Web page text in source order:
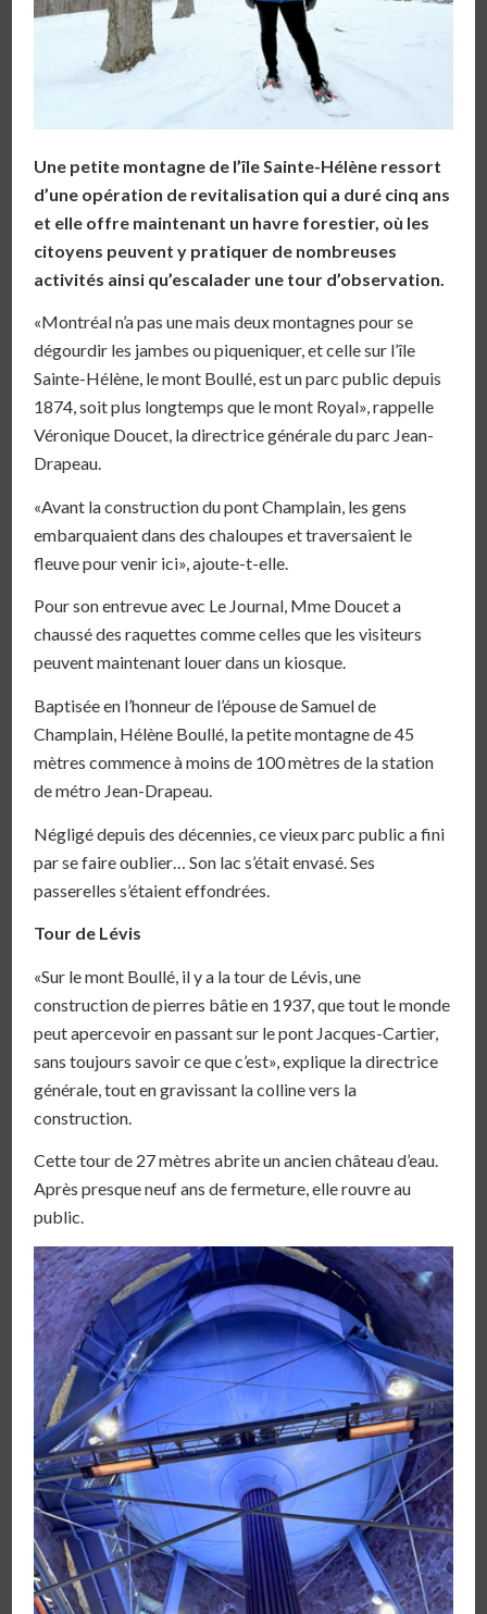
Une petite montagne de l’île Sainte-Hélène ressort
d’une opération de revitalisation qui a duré cinq ans
et elle offre maintenant un havre forestier, où les
citoyens peuvent y pratiquer de nombreuses
activités ainsi qu’escalader une tour d’observation.
«Montréal n’a pas une mais deux montagnes pour se
dégourdir les jambes ou piqueniquer, et celle sur l’île
Sainte-Hélène, le mont Boullé, est un parc public depuis
1874, soit plus longtemps que le mont Royal», rappelle
Véronique Doucet, la directrice générale du parc Jean-
Drapeau.
«Avant la construction du pont Champlain, les gens
embarquaient dans des chaloupes et traversaient le
fleuve pour venir ici», ajoute-t-elle.
Pour son entrevue avec Le Journal, Mme Doucet a
chaussé des raquettes comme celles que les visiteurs
peuvent maintenant louer dans un kiosque.
Baptisée en l’honneur de l’épouse de Samuel de
Champlain, Hélène Boullé, la petite montagne de 45
mètres commence à moins de 100 mètres de la station
de métro Jean-Drapeau.
Négligé depuis des décennies, ce vieux parc public a fini
par se faire oublier… Son lac s’était envasé. Ses
passerelles s’étaient effondrées.
Tour de Lévis
«Sur le mont Boullé, il y a la tour de Lévis, une
construction de pierres bâtie en 1937, que tout le monde
peut apercevoir en passant sur le pont Jacques-Cartier,
sans toujours savoir ce que c’est», explique la directrice
générale, tout en gravissant la colline vers la
construction.
Cette tour de 27 mètres abrite un ancien château d’eau.
Après presque neuf ans de fermeture, elle rouvre au
public.